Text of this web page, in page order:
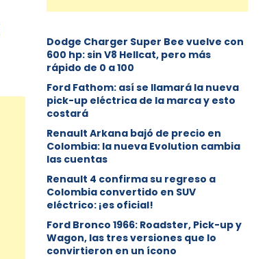
Dodge Charger Super Bee vuelve con
600 hp: sin V8 Hellcat, pero más
rápido de 0 a 100
Ford Fathom: así se llamará la nueva
pick-up eléctrica de la marca y esto
costará
Renault Arkana bajó de precio en
Colombia: la nueva Evolution cambia
las cuentas
Renault 4 confirma su regreso a
Colombia convertido en SUV
eléctrico: ¡es oficial!
Ford Bronco 1966: Roadster, Pick-up y
Wagon, las tres versiones que lo
convirtieron en un ícono